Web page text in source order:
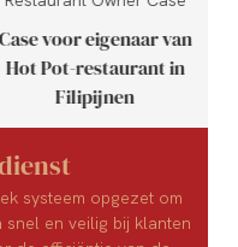
voor eigenaar van
Hot Pot-restaurant in
Filipijnen
systeem opgezet om
en veilig bij klanten